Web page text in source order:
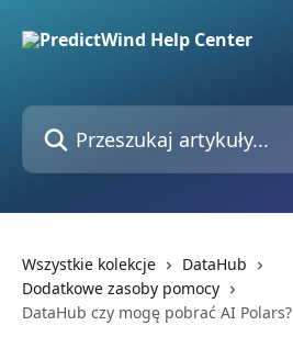
Przeszukaj artykuły...
Wszystkie kolekcje
DataHub
Dodatkowe zasoby pomocy
DataHub czy mogę pobrać AI Polars?